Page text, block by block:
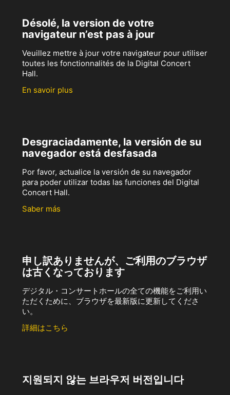
Désolé, la version de votre
navigateur n’est pas à jour
Veuillez mettre à jour votre navigateur pour utiliser
toutes les fonctionnalités de la Digital Concert
Hall.
En savoir plus
Desgraciadamente, la versión de su
navegador está desfasada
Por favor, actualice la versión de su navegador
para poder utilizar todas las funciones del Digital
Concert Hall.
Saber más
申し訳ありませんが、ご利用のブラウザ
は古くなっております
デジタル・コンサートホールの全ての機能をご利用い
ただくために、ブラウザを最新版に更新してくださ
い。
詳細はこちら
지원되지 않는 브라우저 버전입니다